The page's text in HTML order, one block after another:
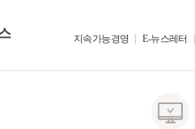
지속가능경영 E-뉴스레터